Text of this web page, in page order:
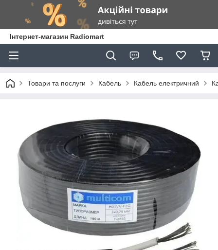
Інтернет-магазин Radiomart
Товари та послуги Кабель Кабель електричний